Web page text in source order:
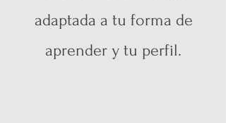
adaptada a tu forma de
aprender y tu perfil.